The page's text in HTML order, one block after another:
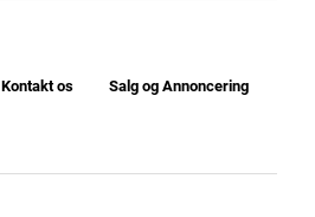
Kontakt os Salg og Annoncering